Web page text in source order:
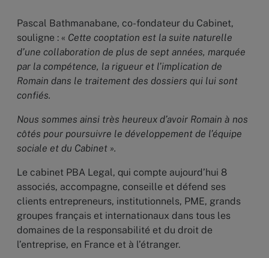
Pascal Bathmanabane, co-fondateur du Cabinet,
souligne : « Cette cooptation est la suite naturelle
d’une collaboration de plus de sept années, marquée
par la compétence, la rigueur et l’implication de
Romain dans le traitement des dossiers qui lui sont
confiés.
Nous sommes ainsi très heureux d’avoir Romain à nos
côtés pour poursuivre le développement de l’équipe
sociale et du Cabinet ».
Le cabinet PBA Legal, qui compte aujourd’hui 8
associés, accompagne, conseille et défend ses
clients entrepreneurs, institutionnels, PME, grands
groupes français et internationaux dans tous les
domaines de la responsabilité et du droit de
l’entreprise, en France et à l’étranger.